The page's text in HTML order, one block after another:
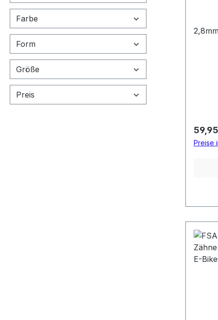
Farbe
Form
Größe
Preis
Preise